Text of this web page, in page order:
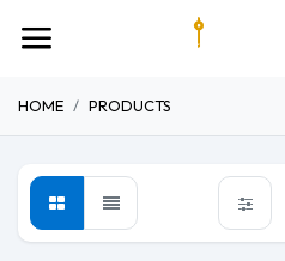
HOME PRODUCTS